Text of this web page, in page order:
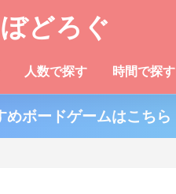
ぼどろぐ
人数で探す 時間で探す
めボードゲームはこちら